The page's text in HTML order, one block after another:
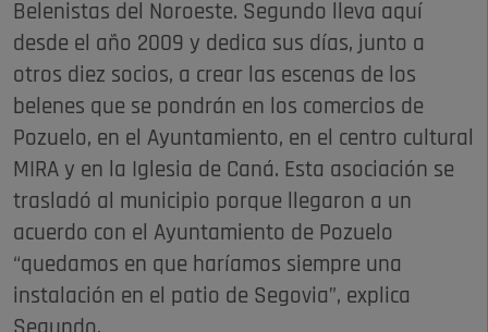
Belenistas del Noroeste. Segundo lleva aquí
desde el año 2009 y dedica sus días, junto a
otros diez socios, a crear las escenas de los
belenes que se pondrán en los comercios de
Pozuelo, en el Ayuntamiento, en el centro cultural
MIRA y en la Iglesia de Caná. Esta asociación se
trasladó al municipio porque llegaron a un
acuerdo con el Ayuntamiento de Pozuelo
“quedamos en que haríamos siempre una
instalación en el patio de Segovia”, explica